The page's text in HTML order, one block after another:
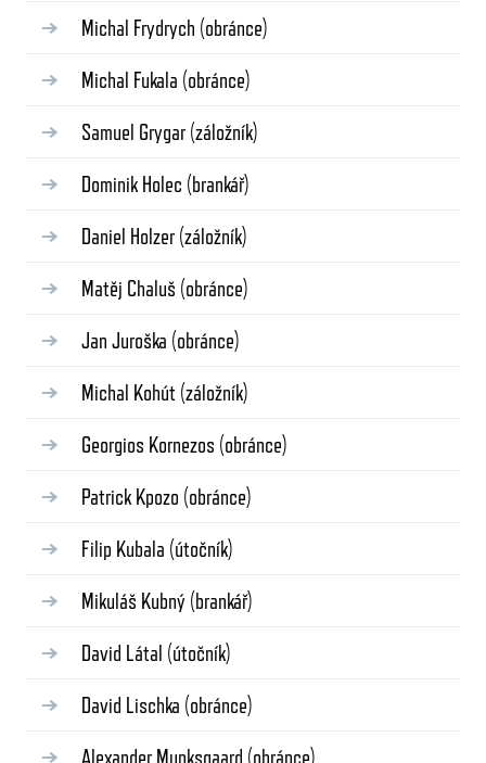
Michal Frydrych (obránce)
Michal Fukala (obránce)
Samuel Grygar (záložník)
Dominik Holec (brankář)
Daniel Holzer (záložník)
Matěj Chaluš (obránce)
Jan Juroška (obránce)
Michal Kohút (záložník)
Georgios Kornezos (obránce)
Patrick Kpozo (obránce)
Filip Kubala (útočník)
Mikuláš Kubný (brankář)
David Látal (útočník)
David Lischka (obránce)
Alexander Munksgaard (obránce)